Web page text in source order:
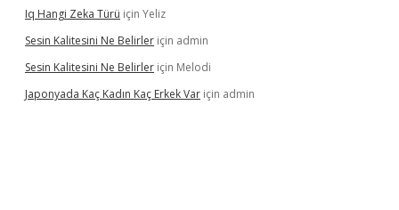
Iq Hangi Zeka Türü için Yeliz
Sesin Kalitesini Ne Belirler için admin
Sesin Kalitesini Ne Belirler için Melodi
Japonyada Kaç Kadın Kaç Erkek Var için admin